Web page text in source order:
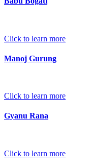
Click to learn more
Manoj Gurung
Click to learn more
Gyanu Rana
Click to learn more